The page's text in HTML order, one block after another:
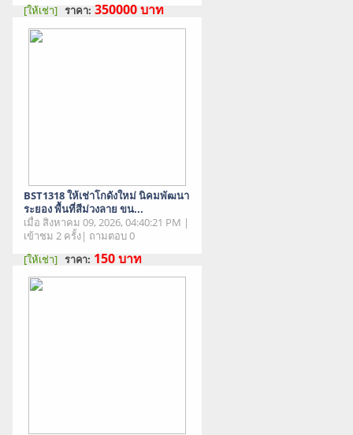
[ให้เช่า] ราคา: 350000บาท
BST1318 ให้เช่าโกดังใหม่ นิคมพัฒนา
ระยอง พื้นที่สีม่วงลาย ขน...
เมื่อ สิงหาคม 09, 2026, 04:40:21 PM |
เข้าชม 2 ครั้ง| ถามตอบ 0
[ให้เช่า] ราคา: 150บาท